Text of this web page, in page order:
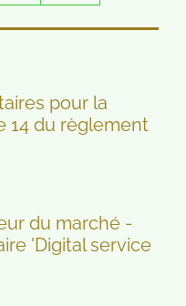
pour la
14 du règlement
du marché -
'Digital service